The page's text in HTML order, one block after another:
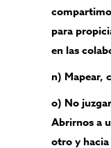
para
en las
n) Mapear,
o) No
Abrirnos a
otro y